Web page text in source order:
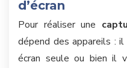
d’écran
Pour réaliser une
dépend des appareils :
écran seule ou bien il